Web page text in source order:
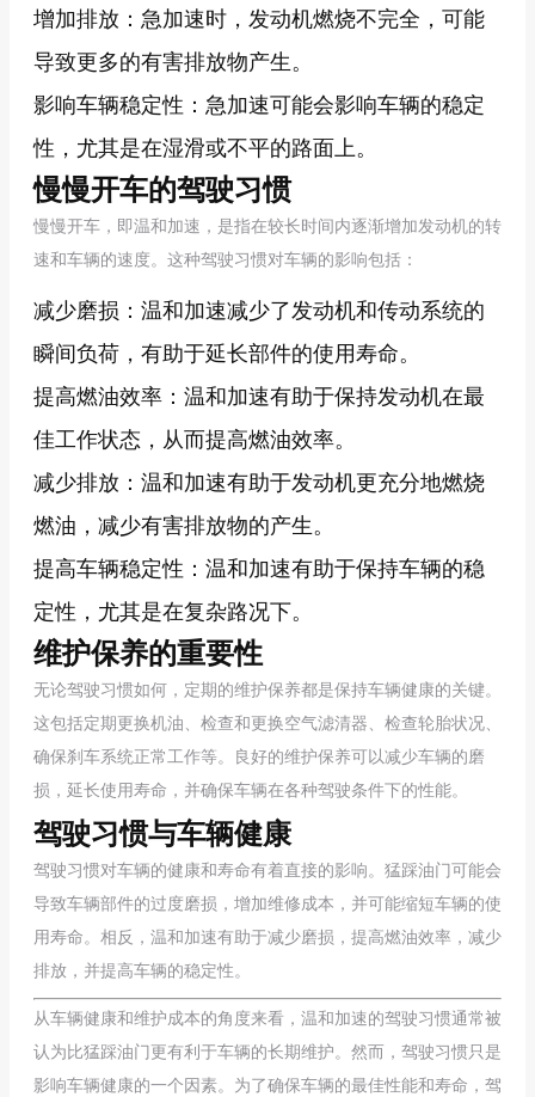
增加排放：急加速时，发动机燃烧不完全，可能
导致更多的有害排放物产生。
影响车辆稳定性：急加速可能会影响车辆的稳定
性，尤其是在湿滑或不平的路面上。
慢慢开车的驾驶习惯
慢慢开车，即温和加速，是指在较长时间内逐渐增加发动机的转
速和车辆的速度。这种驾驶习惯对车辆的影响包括：
减少磨损：温和加速减少了发动机和传动系统的
瞬间负荷，有助于延长部件的使用寿命。
提高燃油效率：温和加速有助于保持发动机在最
佳工作状态，从而提高燃油效率。
减少排放：温和加速有助于发动机更充分地燃烧
燃油，减少有害排放物的产生。
提高车辆稳定性：温和加速有助于保持车辆的稳
定性，尤其是在复杂路况下。
维护保养的重要性
无论驾驶习惯如何，定期的维护保养都是保持车辆健康的关键。
这包括定期更换机油、检查和更换空气滤清器、检查轮胎状况、
确保刹车系统正常工作等。良好的维护保养可以减少车辆的磨
损，延长使用寿命，并确保车辆在各种驾驶条件下的性能。
驾驶习惯与车辆健康
驾驶习惯对车辆的健康和寿命有着直接的影响。猛踩油门可能会
导致车辆部件的过度磨损，增加维修成本，并可能缩短车辆的使
用寿命。相反，温和加速有助于减少磨损，提高燃油效率，减少
排放，并提高车辆的稳定性。
从车辆健康和维护成本的角度来看，温和加速的驾驶习惯通常被
认为比猛踩油门更有利于车辆的长期维护。然而，驾驶习惯只是
影响车辆健康的一个因素。为了确保车辆的最佳性能和寿命，驾